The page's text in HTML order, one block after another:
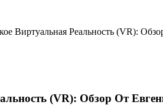
Виртуальная Реальность (VR):
(VR): Обзор От